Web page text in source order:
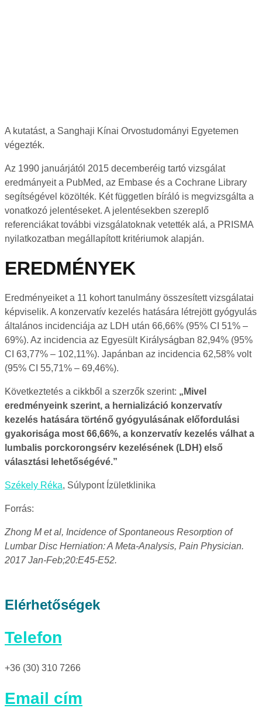
A kutatást, a Sanghaji Kínai Orvostudományi Egyetemen
végezték.
Az 1990 januárjától 2015 decemberéig tartó vizsgálat
eredmányeit a PubMed, az Embase és a Cochrane Library
segítségével közölték. Két független bíráló is megvizsgálta a
vonatkozó jelentéseket. A jelentésekben szereplő
referenciákat további vizsgálatoknak vetették alá, a PRISMA
nyilatkozatban megállapított kritériumok alapján.
EREDMÉNYEK
Eredményeiket a 11 kohort tanulmány összesített vizsgálatai
képviselik. A konzervatív kezelés hatására létrejött gyógyulás
általános incidenciája az LDH után 66,66% (95% CI 51% –
69%). Az incidencia az Egyesült Királyságban 82,94% (95%
CI 63,77% – 102,11%). Japánban az incidencia 62,58% volt
(95% CI 55,71% – 69,46%).
Következtetés a cikkből a szerzők szerint:
Mivel
eredményeink szerint, a hernializáció konzervatív
kezelés hatására történő gyógyulásának előfordulási
gyakorisága most 66,66%, a konzervatív kezelés válhat a
lumbalis porckorongsérv kezelésének (LDH) első
választási lehetőségévé.
Székely Réka, Súlypont Ízületklinika
Forrás:
Zhong M et al, Incidence of Spontaneous Resorption of
Lumbar Disc Herniation: A Meta-Analysis, Pain Physician.
2017 Jan-Feb;20:E45-E52.
Elérhetőségek
Telefon
+36 (30) 310 7266
Email cím